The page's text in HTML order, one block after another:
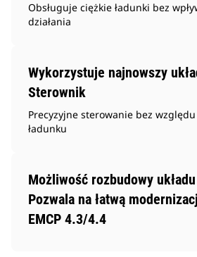
Obsługuje ciężkie ładunki bez
działania
Wykorzystuje najnowszy
Sterownik
Precyzyjne sterowanie bez
ładunku
Możliwość rozbudowy
Pozwala na łatwą
EMCP 4.3/4.4